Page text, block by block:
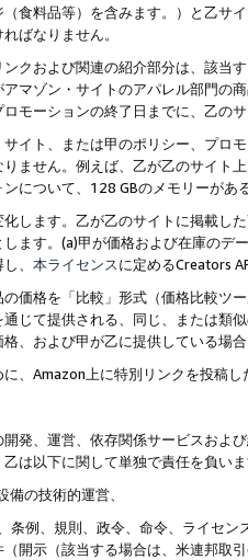
食料品等）を含みます。）と乙サ
ばなりません。
クおよび関連の紹介部分は、該当
マゾン・サイトのアパレル部門の
モーションの終了日までに、乙の
イト、または甲のポリシー、プロ
ません。例えば、乙が乙のサイト
について、128 GBのメモリーがあ
します。乙が乙のサイトに掲載し
ます。(a)甲が価格および在庫の
、 本ライセンスに定めるCreators
価格を「比較」形式（価格比較ツ
じて提供される、同じ、または類
、および甲が乙に提供している場
、Amazon上に特別リンクを投稿
発、運営、依存関係サービスおよ
は以下に関して単独で責任を負い
の技術的運営、
条例、規則、政令、命令、ライセ
開示（該当する場合は、米連邦取